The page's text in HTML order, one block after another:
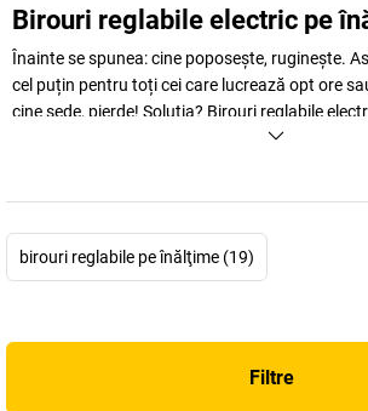
Birouri reglabile electric pe
Înainte se spunea: cine poposește, ruginește.
cel puțin pentru toți cei care lucrează opt ore
cine șede, pierde! Soluția? Birouri reglabile
birou se transformă imediat într-o masă înaltă.
birouri reglabile pe înălţime (19)
Filtre